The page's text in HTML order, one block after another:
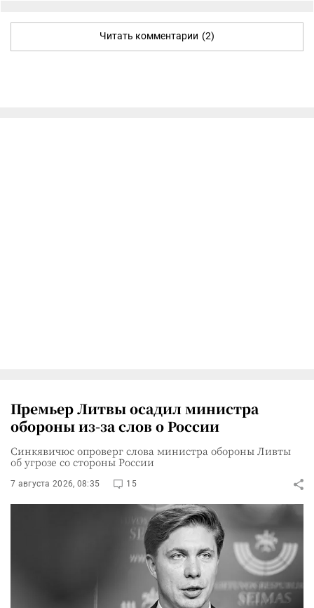
Читать комментарии (2)
Премьер Литвы осадил министра
обороны из-за слов о России
Синкявичюс опроверг слова министра обороны Ливты
об угрозе со стороны России
7 августа 2026, 08:35 15